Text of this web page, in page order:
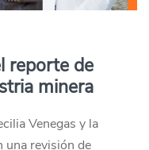
reporte de
minera
Venegas y la
una revisión de